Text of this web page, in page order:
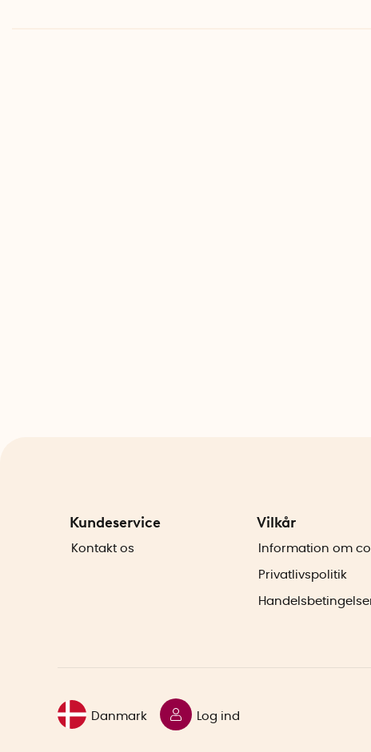
Kundeservice
Kontakt os
Vilkår
Information om
Privatlivspolitik
Danmark Log ind